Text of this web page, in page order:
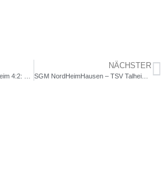
NÄCHSTER
SGM NordHeimHausen – TSV Talheim 6:4: Ohne Worte